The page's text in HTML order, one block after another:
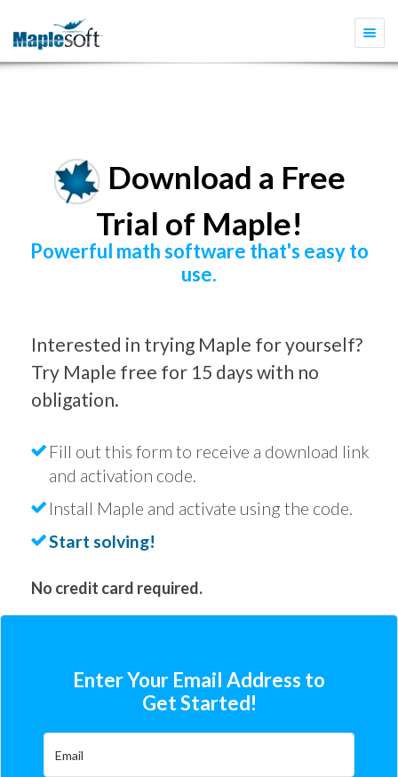
Download a Free
Trial of Maple!
Powerful math software that's easy to
use.
Interested in trying Maple for yourself?
Try Maple free for 15 days with no
obligation.
Fill out this form to receive a download link
and activation code.
Install Maple and activate using the code.
Start solving!
No credit card required.
Enter Your Email Address to
Get Started!